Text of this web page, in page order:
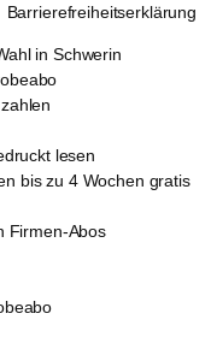
Barrierefreiheitserklärung
in Schwerin
lesen
bis zu 4 Wochen gratis
Firmen-Abos